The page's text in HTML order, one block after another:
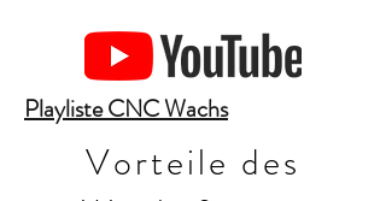
Playliste CNC Wachs
Vorteile des